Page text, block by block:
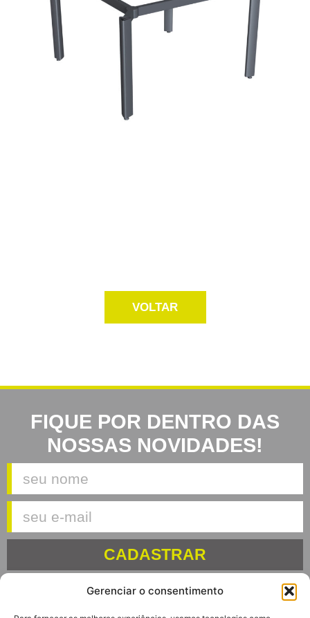
Gerenciar o consentimento
VOLTAR
FIQUE POR DENTRO DAS
NOSSAS NOVIDADES!
CADASTRAR